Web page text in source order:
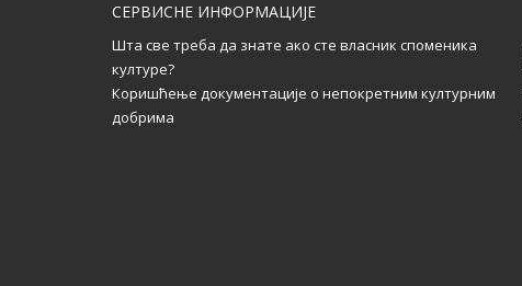
СЕРВИСНЕ ИНФОРМАЦИЈЕ
Шта све треба да знате ако сте власник споменика
културе?
Коришћење документације о непокретним културним
добрима